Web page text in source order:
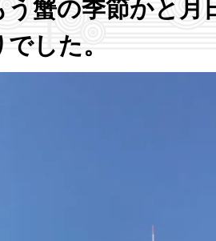
う蟹の季節かと月
した。